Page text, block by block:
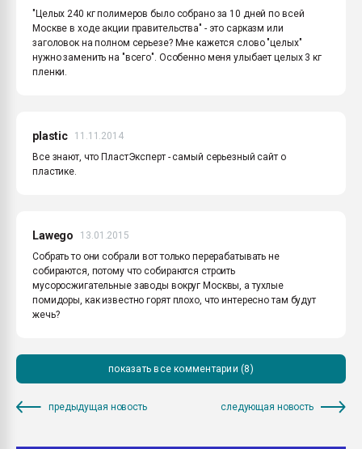
"Целых 240 кг полимеров было собрано за 10 дней по всей
Москве в ходе акции правительства" - это сарказм или
заголовок на полном серьезе? Мне кажется слово "целых"
нужно заменить на "всего". Особенно меня улыбает целых 3 кг
пленки.
plastic
11.11.2014
Все знают, что ПластЭксперт - самый серьезный сайт о
пластике.
Lawego
13.01.2015
Собрать то они собрали вот только перерабатывать не
собираются, потому что собираются строить
мусоросжигательные заводы вокруг Москвы, а тухлые
помидоры, как известно горят плохо, что интересно там будут
жечь?
показать все комментарии (8)
предыдущая новость следующая новость